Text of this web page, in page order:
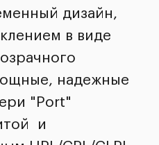
дизайн,
в виде
надежные
"Port"
и